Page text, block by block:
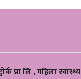
प्रा लि , महिला स्वास्थ्य